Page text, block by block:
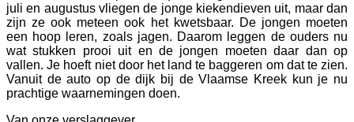
juli en augustus vliegen de jonge kiekendieven uit, maar dan
zijn ze ook meteen ook het kwetsbaar. De jongen moeten
een hoop leren, zoals jagen. Daarom leggen de ouders nu
wat stukken prooi uit en de jongen moeten daar dan op
vallen. Je hoeft niet door het land te baggeren om dat te zien.
Vanuit de auto op de dijk bij de Vlaamse Kreek kun je nu
prachtige waarnemingen doen.